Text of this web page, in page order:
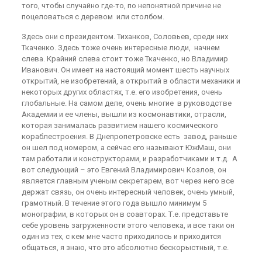
того, чтобы случайно где-то, по непонятной причине не
поцеловаться с деревом или столбом.
Здесь они с президентом. Тиханков, Соловьев, среди них
Ткаченко. Здесь тоже очень интересные люди, начнем
слева. Крайний слева стоит тоже Ткаченко, но Владимир
Иванович. Он имеет на настоящий момент шесть научных
открытий, не изобретений, а открытий в области механики и
некоторых других областях, т.е. его изобретения, очень
глобальные. На самом деле, очень многие в руководстве
Академии и ее члены, вышли из космонавтики, отрасли,
которая занималась развитием нашего космического
кораблестроения. В Днепропетровске есть завод, раньше
он шел под номером, а сейчас его называют ЮжМаш, они
там работали и конструкторами, и разработчиками и т.д. А
вот следующий – это Евгений Владимирович Козлов, он
является главным ученым секретарем, вот через него все
держат связь, он очень интересный человек, очень умный,
грамотный. В течение этого года вышло минимум 5
монографии, в которых он в соавторах. Т.е. представьте
себе уровень загруженности этого человека, и все таки он
один из тех, с кем мне часто приходилось и приходится
общаться, я знаю, что это абсолютно бескорыстный, т.е.